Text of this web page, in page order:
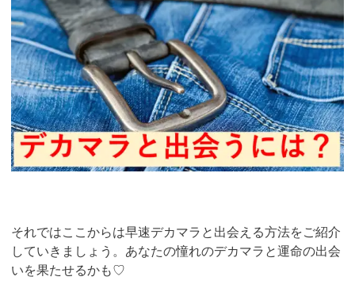
それではここからは早速デカマラと出会える方法をご紹介
していきましょう。あなたの憧れのデカマラと運命の出会
いを果たせるかも♡